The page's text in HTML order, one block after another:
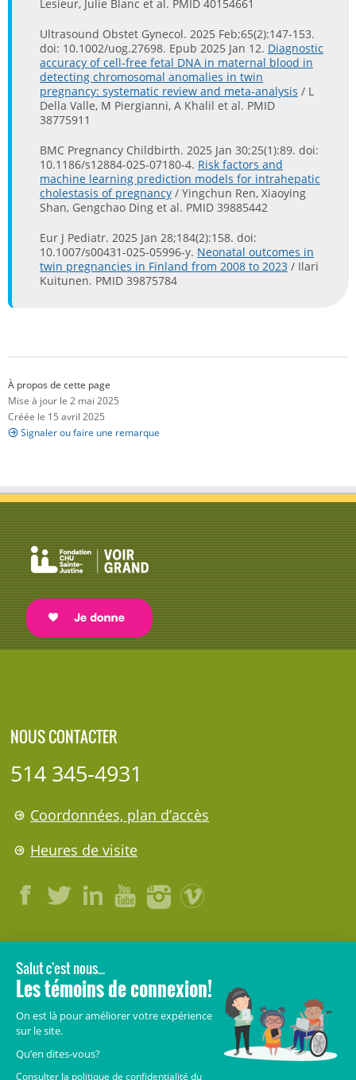
Lesieur, Julie Blanc et al. PMID 40154661
Ultrasound Obstet Gynecol. 2025 Feb;65(2):147-153.
doi: 10.1002/uog.27698. Epub 2025 Jan 12. Diagnostic
accuracy of cell-free fetal DNA in maternal blood in
detecting chromosomal anomalies in twin
pregnancy: systematic review and meta-analysis / L
Della Valle, M Piergianni, A Khalil et al. PMID
38775911
BMC Pregnancy Childbirth. 2025 Jan 30;25(1):89. doi:
10.1186/s12884-025-07180-4. Risk factors and
machine learning prediction models for intrahepatic
cholestasis of pregnancy / Yingchun Ren, Xiaoying
Shan, Gengchao Ding et al. PMID 39885442
Eur J Pediatr. 2025 Jan 28;184(2):158. doi:
10.1007/s00431-025-05996-y. Neonatal outcomes in
twin pregnancies in Finland from 2008 to 2023 / Ilari
Kuitunen. PMID 39875784
À propos de cette page
Mise à jour le 2 mai 2025
Créée le 15 avril 2025
Signaler ou faire une remarque
NOUS CONTACTER
514 345-4931
Coordonnées, plan d’accès
Heures de visite
LÉGAL
© 2006-2026CHU Sainte-Justine.
Avis légaux
Crédits